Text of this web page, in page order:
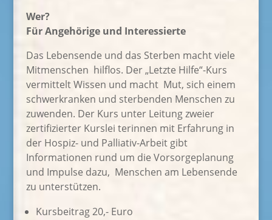
Wer?
Für Angehörige und Interessierte
Das Lebensende und das Sterben macht viele
Mitmenschen hilflos. Der „Letzte Hilfe“-Kurs
vermittelt Wissen und macht Mut, sich einem
schwerkranken und sterbenden Menschen zu
zuwenden. Der Kurs unter Leitung zweier
zertifizierter Kurslei terinnen mit Erfahrung in
der Hospiz- und Palliativ-Arbeit gibt
Informationen rund um die Vorsorgeplanung
und Impulse dazu, Menschen am Lebensende
zu unterstützen.
Kursbeitrag 20,- Euro